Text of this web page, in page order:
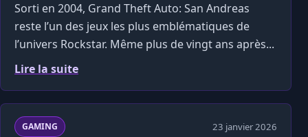
Sorti en 2004, Grand Theft Auto: San Andreas
reste l’un des jeux les plus emblématiques de
l’univers Rockstar. Même plus de vingt ans après...
Lire la suite
GAMING 23 janvier 2026